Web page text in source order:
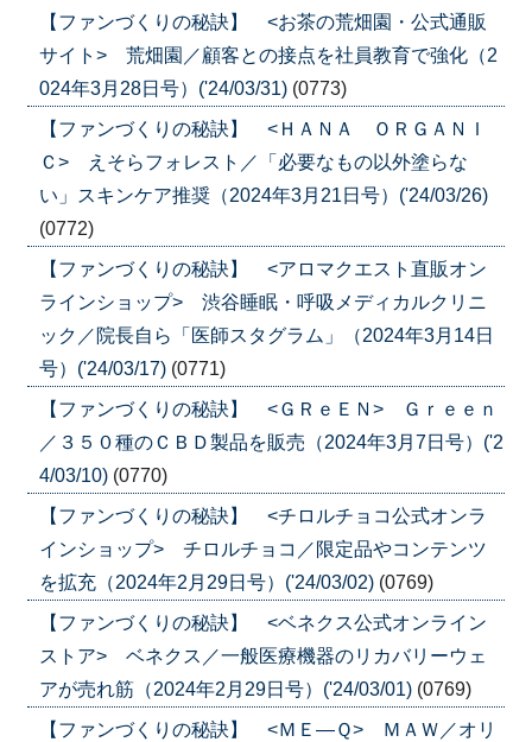
【ファンづくりの秘訣】 <お茶の荒畑園・公式通販
サイト> 荒畑園／顧客との接点を社員教育で強化（2
024年3月28日号）('24/03/31) (0773)
【ファンづくりの秘訣】 <ＨＡＮＡ ＯＲＧＡＮＩ
Ｃ> えそらフォレスト／「必要なもの以外塗らな
い」スキンケア推奨（2024年3月21日号）('24/03/26)
(0772)
【ファンづくりの秘訣】 <アロマクエスト直販オン
ラインショップ> 渋谷睡眠・呼吸メディカルクリニ
ック／院長自ら「医師スタグラム」（2024年3月14日
号）('24/03/17) (0771)
【ファンづくりの秘訣】 <ＧＲｅＥＮ> Ｇｒｅｅｎ
／３５０種のＣＢＤ製品を販売（2024年3月7日号）('2
4/03/10) (0770)
【ファンづくりの秘訣】 <チロルチョコ公式オンラ
インショップ> チロルチョコ／限定品やコンテンツ
を拡充（2024年2月29日号）('24/03/02) (0769)
【ファンづくりの秘訣】 <ベネクス公式オンライン
ストア> ベネクス／一般医療機器のリカバリーウェ
アが売れ筋（2024年2月29日号）('24/03/01) (0769)
【ファンづくりの秘訣】 <ＭＥ―Ｑ> ＭＡＷ／オリ